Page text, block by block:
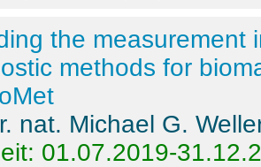
the measurement
methods for
nat. Michael G.
01.07.2019-